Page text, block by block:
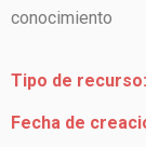
conocimiento
Tipo de recurso:
Fecha de